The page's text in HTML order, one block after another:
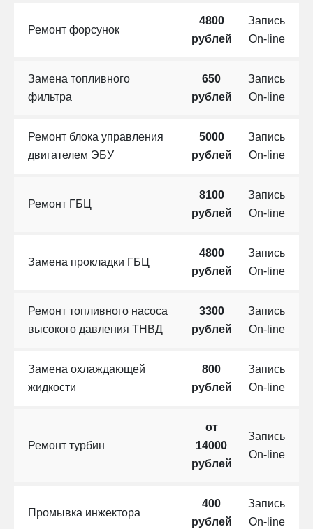
Ремонт форсунок
4800
рублей
Запись
On-line
Замена топливного
фильтра
650
рублей
Запись
On-line
Ремонт блока управления
двигателем ЭБУ
5000
рублей
Запись
On-line
Ремонт ГБЦ
8100
рублей
Запись
On-line
Замена прокладки ГБЦ
4800
рублей
Запись
On-line
Ремонт топливного насоса
высокого давления ТНВД
3300
рублей
Запись
On-line
Замена охлаждающей
жидкости
800
рублей
Запись
On-line
Ремонт турбин
от
14000
рублей
Запись
On-line
Промывка инжектора
400
рублей
Запись
On-line